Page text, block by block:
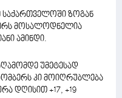
საქართველოში ზოგან
მოსალოდნელია
ამინდი.
უმეტესად
კი მოიღრუბლება
დღისით +17, +19